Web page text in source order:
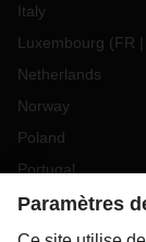
Italy
Luxembourg (FR
Netherlands
Norway
Poland
Portugal
Romania
Slovakia